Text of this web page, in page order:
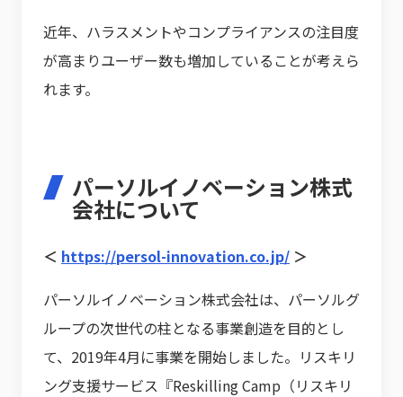
近年、ハラスメントやコンプライアンスの注目度
が高まりユーザー数も増加していることが考えら
れます。
パーソルイノベーション株式
会社について
＜ https://persol-innovation.co.jp/ ＞
パーソルイノベーション株式会社は、パーソルグ
ループの次世代の柱となる事業創造を目的とし
て、2019年4月に事業を開始しました。リスキリ
ング支援サービス『Reskilling Camp（リスキリ